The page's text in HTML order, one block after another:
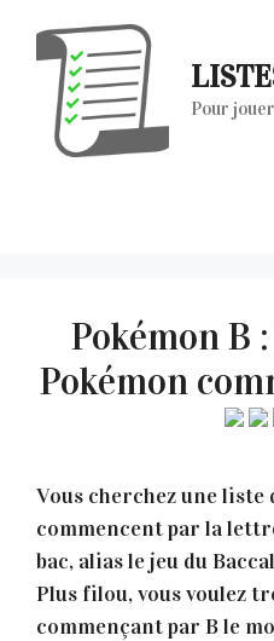
contenu
Pour
Pokémon B
Pokémon
Vous cherchez une liste
commencent par la
bac, alias le jeu du
Plus filou, vous voulez
commençant par B le